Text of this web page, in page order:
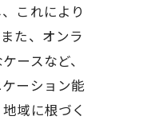
これにより
た、オンラ
ースなど、
ーション能
域に根づく